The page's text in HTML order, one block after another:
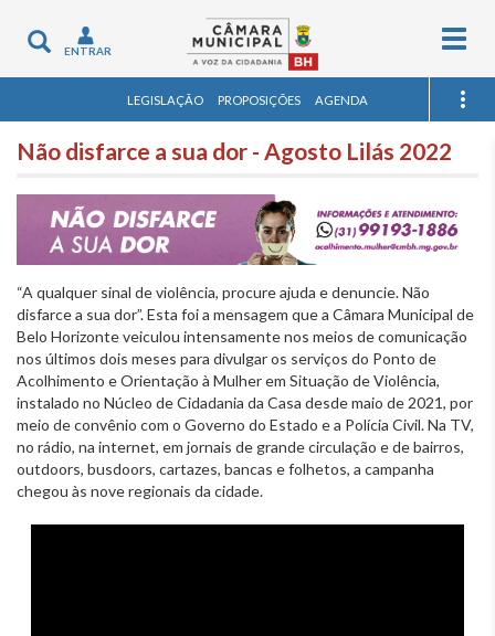
Toggle
navigation
ENTRAR
LEGISLAÇÃO PROPOSIÇÕES AGENDA
Não disfarce a sua dor - Agosto Lilás 2022
“A qualquer sinal de violência, procure ajuda e denuncie. Não
disfarce a sua dor”. Esta foi a mensagem que a Câmara Municipal de
Belo Horizonte veiculou intensamente nos meios de comunicação
nos últimos dois meses para divulgar os serviços do Ponto de
Acolhimento e Orientação à Mulher em Situação de Violência,
instalado no Núcleo de Cidadania da Casa desde maio de 2021, por
meio de convênio com o Governo do Estado e a Polícia Civil. Na TV,
no rádio, na internet, em jornais de grande circulação e de bairros,
outdoors, busdoors, cartazes, bancas e folhetos, a campanha
chegou às nove regionais da cidade.